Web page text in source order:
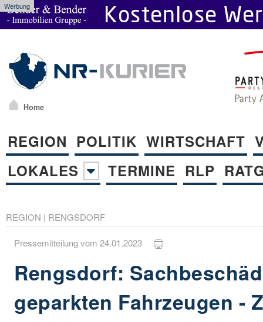
Werbung
Home
REGION POLITIK WIRTSCHAFT
LOKALES
TERMINE RLP
REGION | RENGSDORF
Pressemitteilung vom 24.01.2023
Rengsdorf:
geparkten Fahrzeugen -